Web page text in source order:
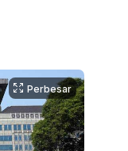
Perbesar